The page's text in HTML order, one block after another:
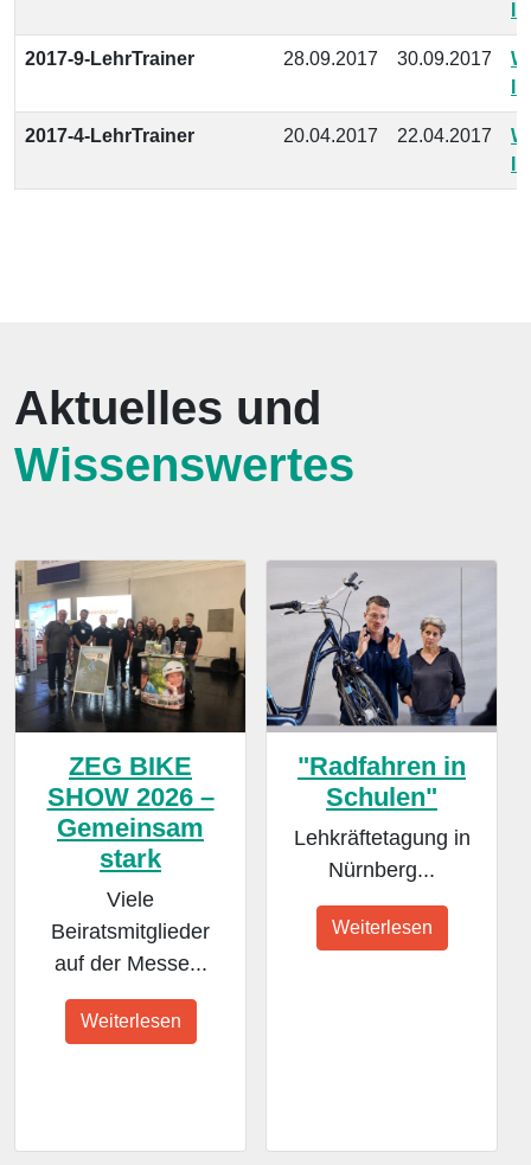
2017-9-LehrTrainer 28.09.2017 30.09.2017
2017-4-LehrTrainer 20.04.2017 22.04.2017
Aktuelles und
Wissenswertes
ZEG BIKE
SHOW 2026 –
Gemeinsam
stark
Viele
Beiratsmitglieder
auf der Messe...
Weiterlesen
"Radfahren in
Schulen"
Lehkräftetagung in
Nürnberg...
Weiterlesen